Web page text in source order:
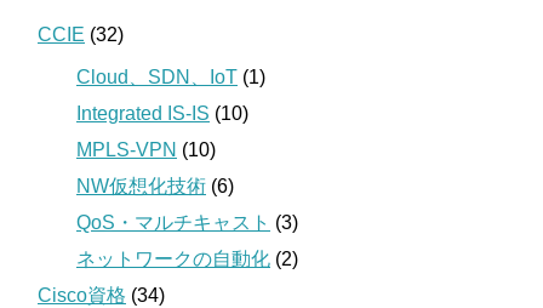
CCIE (32)
Cloud、SDN、IoT (1)
Integrated IS-IS (10)
MPLS-VPN (10)
NW仮想化技術 (6)
QoS・マルチキャスト (3)
ネットワークの自動化 (2)
Cisco資格 (34)